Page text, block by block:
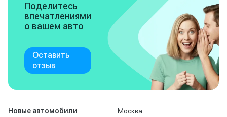
Поделитесь
впечатлениями
о вашем авто
Оставить
отзыв
Новые автомобили
Москва